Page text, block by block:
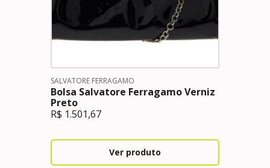
SALVATORE FERRAGAMO
Bolsa Salvatore Ferragamo Verniz
Preto
R$ 1.501,67
Ver produto